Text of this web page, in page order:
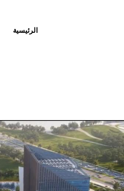
الرئيسية